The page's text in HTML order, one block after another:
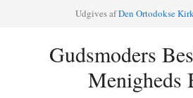
Udgi­ves afDen Orto­dok­se
Gudsmoders
Menigheds